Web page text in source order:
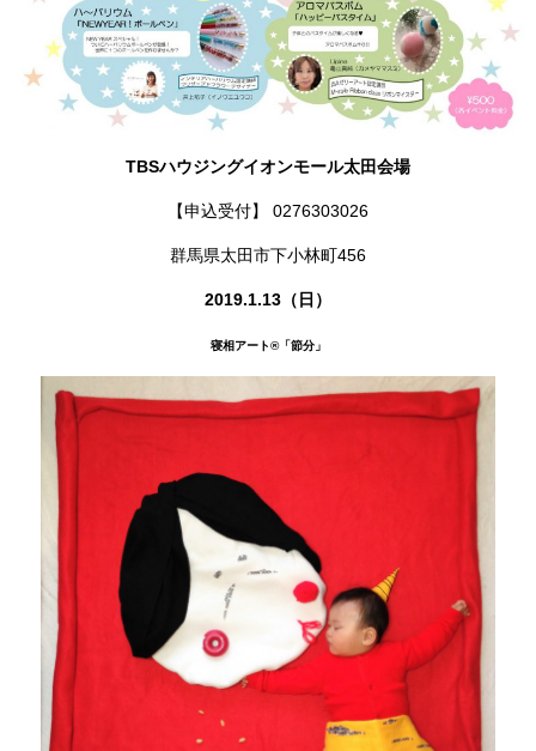
TBSハウジングイオンモール太田会場
【申込受付】 0276303026
群馬県太田市下小林町456
2019.1.13（日）
寝相アート®「節分」